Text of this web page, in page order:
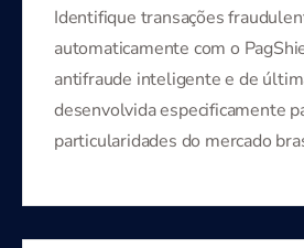
Identifique transações
automaticamente com o
antifraude inteligente e de
desenvolvida especificamente
particularidades do mercado